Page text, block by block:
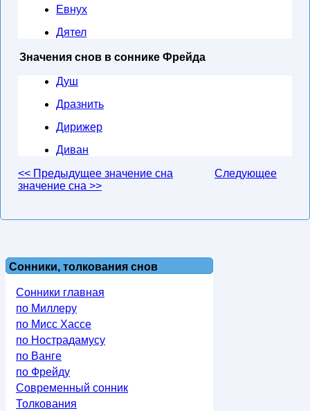
Евнух
Дятел
Значения снов в соннике Фрейда
Душ
Дразнить
Дирижер
Диван
<< Предыдущее значение сна
Следующее
значение сна >>
Сонники, толкования снов
Сонники главная
по Миллеру
по Мисс Хассе
по Нострадамусу
по Ванге
по Фрейду
Современный сонник
Толкования